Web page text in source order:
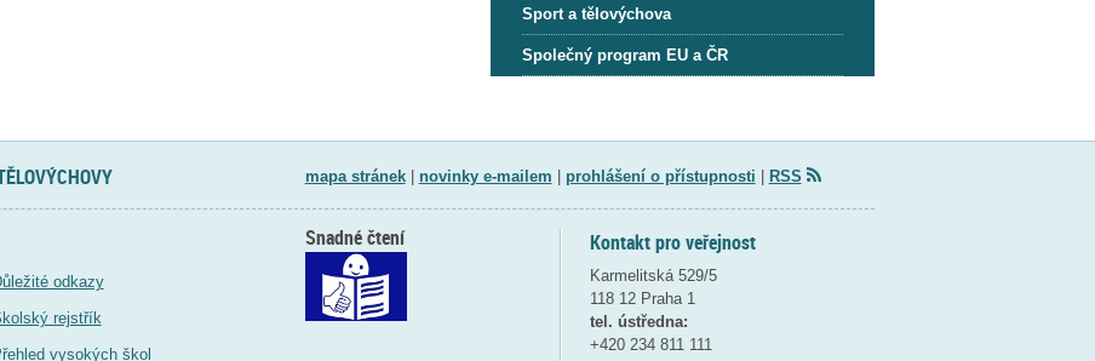
Sport a tělovýchova
Společný program EU a ČR
mapa stránek| novinky e-mailem prohlášení o přístupnosti RSS
odkazy
rejstřík
vysokých škol
Kontakt pro veřejnost
Karmelitská 529/5
118 12 Praha 1
tel. ústředna:
+420 234 811 111
Snadné čtení